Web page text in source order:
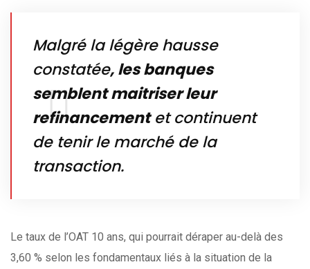
Malgré la légère hausse
constatée, les banques
semblent maitriser leur
refinancementet continuent
de tenir le marché de la
transaction.
Le taux de l’OAT 10 ans, qui pourrait déraper au-delà des
3,60 % selon les fondamentaux liés à la situation de la